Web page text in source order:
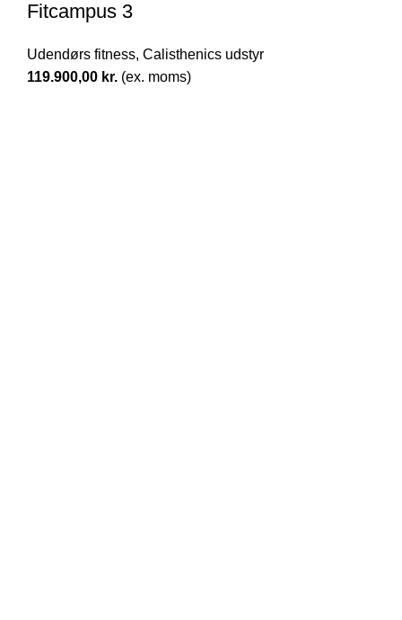
Fitcampus 3
Udendørs fitness, Calisthenics udstyr
119.900,00 kr. (ex. moms)